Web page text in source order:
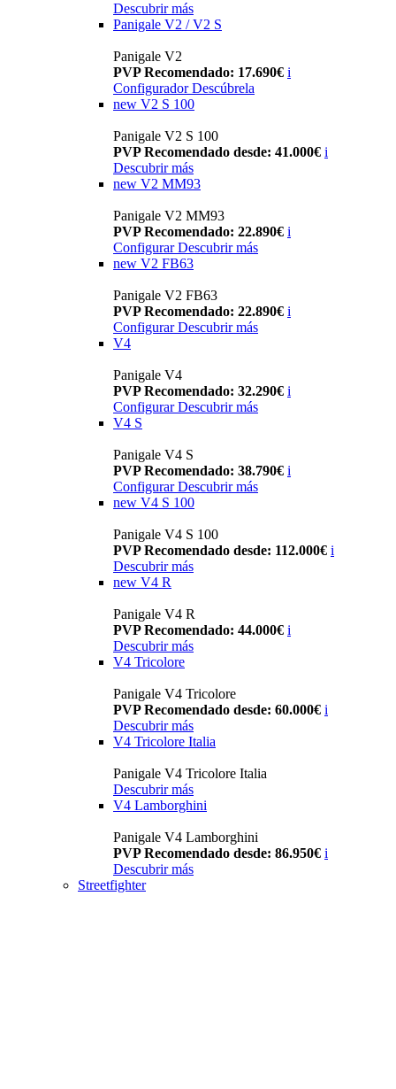
Descubrir más
Panigale V2 / V2 S
Panigale V2
PVP Recomendado: 17.690€ i
Configurador Descúbrela
new V2 S 100
Panigale V2 S 100
PVP Recomendado desde: 41.000€ i
Descubrir más
new V2 MM93
Panigale V2 MM93
PVP Recomendado: 22.890€ i
Configurar Descubrir más
new V2 FB63
Panigale V2 FB63
PVP Recomendado: 22.890€ i
Configurar Descubrir más
V4
Panigale V4
PVP Recomendado: 32.290€ i
Configurar Descubrir más
V4 S
Panigale V4 S
PVP Recomendado: 38.790€ i
Configurar Descubrir más
new V4 S 100
Panigale V4 S 100
PVP Recomendado desde: 112.000€ i
Descubrir más
new V4 R
Panigale V4 R
PVP Recomendado: 44.000€ i
Descubrir más
V4 Tricolore
Panigale V4 Tricolore
PVP Recomendado desde: 60.000€ i
Descubrir más
V4 Tricolore Italia
Panigale V4 Tricolore Italia
Descubrir más
V4 Lamborghini
Panigale V4 Lamborghini
PVP Recomendado desde: 86.950€ i
Descubrir más
Streetfighter